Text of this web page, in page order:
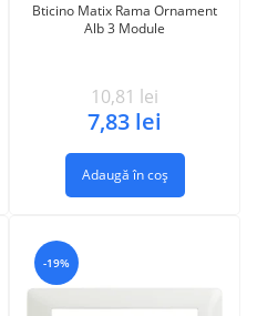
Bticino Matix Rama Ornament
Alb 3 Module
10,81 lei
7,83 lei
Adaugă în coș
-19%